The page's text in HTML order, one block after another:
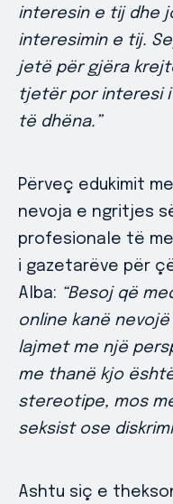
interesin e tij dhe
interesimin e tij.
jetë për gjëra
tjetër por interesi i
të dhëna.”
Përveç edukimit
nevoja e ngritjes
profesionale të
i gazetarëve për
Alba: “Besoj që
online kanë
lajmet me një
me thanë kjo
stereotipe, mos
seksist ose
Ashtu siç e